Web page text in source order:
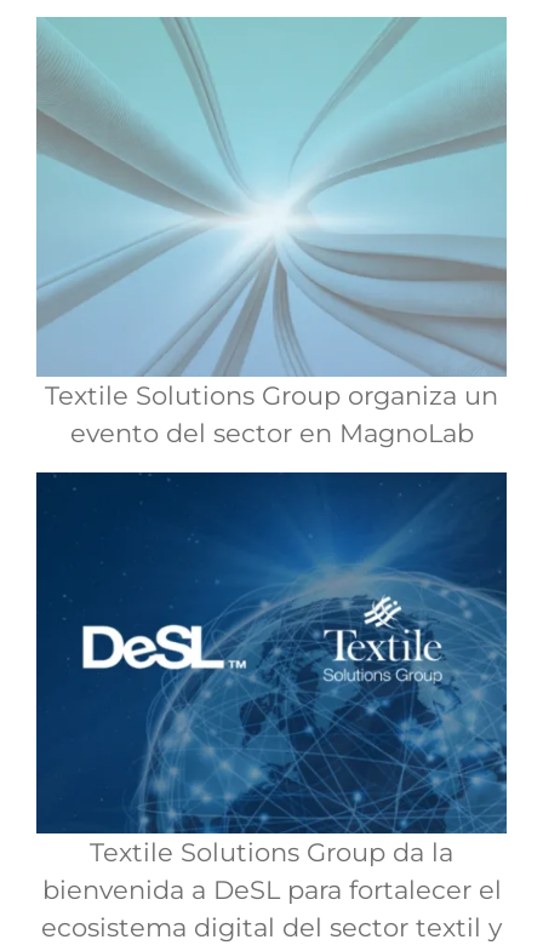
Textile Solutions Group organiza un
evento del sector en MagnoLab
Textile Solutions Group da la
bienvenida a DeSL para fortalecer el
ecosistema digital del sector textil y